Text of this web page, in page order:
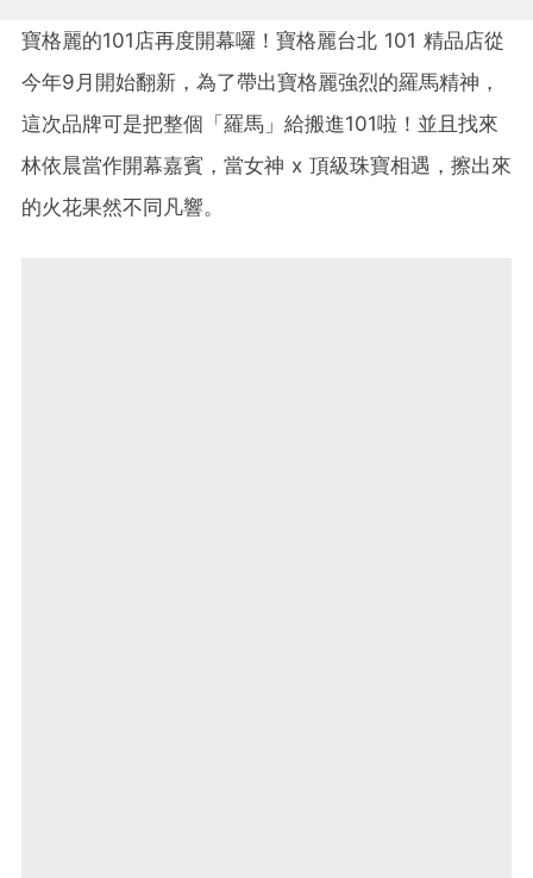
寶格麗的101店再度開幕囉！寶格麗台北 101 精品店從
今年9月開始翻新，為了帶出寶格麗強烈的羅馬精神，
這次品牌可是把整個「羅馬」給搬進101啦！並且找來
林依晨當作開幕嘉賓，當女神 x 頂級珠寶相遇，擦出來
的火花果然不同凡響。